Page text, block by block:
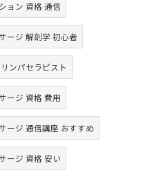
ョン 資格 通信
ージ 解剖学 初心者
ンパセラピスト
ージ 資格 費用
ージ 通信講座 おすすめ
ージ 資格 安い